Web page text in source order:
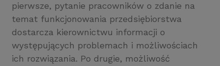
pierwsze, pytanie pracowników o zdanie na
temat funkcjonowania przedsiębiorstwa
dostarcza kierownictwu informacji o
występujących problemach i możliwościach
ich rozwiązania. Po drugie, możliwość